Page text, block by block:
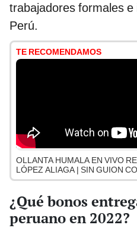
trabajadores formales
Perú.
TE RECOMENDAMOS
OLLANTA HUMALA EN VIVO
LÓPEZ ALIAGA | SIN GUION
¿Qué bonos
peruano en 2022?